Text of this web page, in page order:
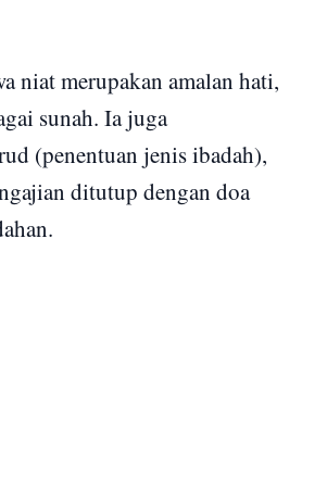
niat merupakan amalan hati,
sunah. Ia juga
(penentuan jenis ibadah),
ditutup dengan doa